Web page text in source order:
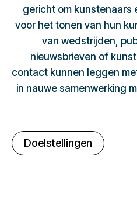
gericht om kunstenaars
voor het tonen van hun
van wedstrijden,
nieuwsbrieven of
contact kunnen leggen
in nauwe samenwerking
Doelstellingen